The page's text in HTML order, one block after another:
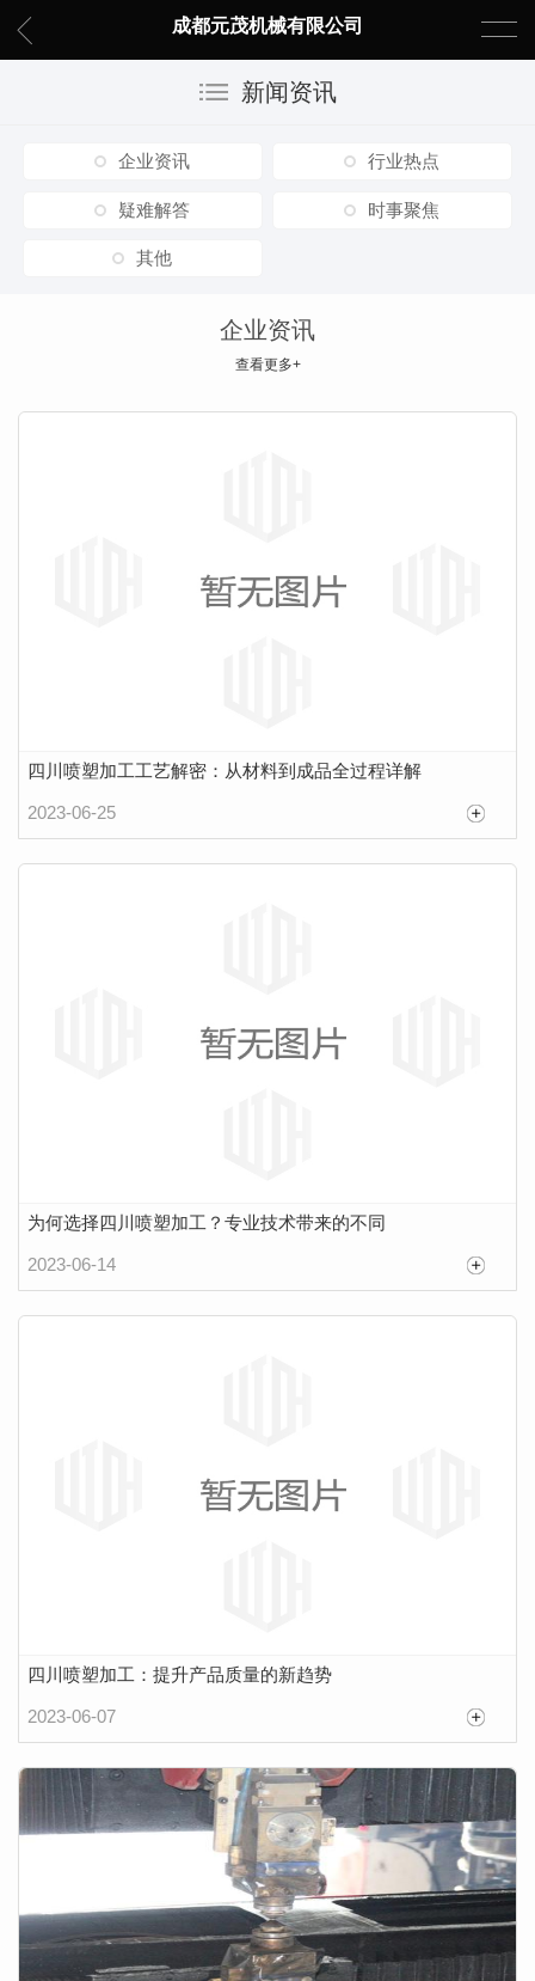
成都元茂机械有限公司
新闻资讯
企业资讯 行业热点
疑难解答 时事聚焦
其他
企业资讯
查看更多+
四川喷塑加工工艺解密：从材料到成品全过程详解
2023-06-25
为何选择四川喷塑加工？专业技术带来的不同
2023-06-14
四川喷塑加工：提升产品质量的新趋势
2023-06-07